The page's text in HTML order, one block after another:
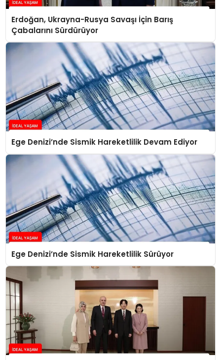
Erdoğan, Ukrayna-Rusya Savaşı İçin Barış
Çabalarını Sürdürüyor
Ege Denizi’nde Sismik Hareketlilik Devam Ediyor
Ege Denizi’nde Sismik Hareketlilik Sürüyor